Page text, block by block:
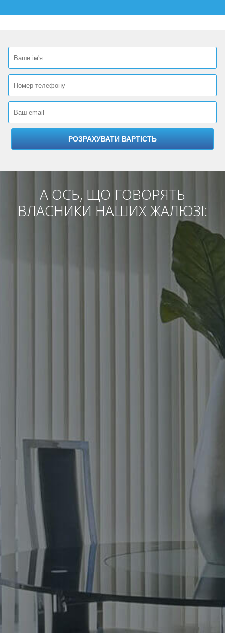
А ОСЬ, ЩО ГОВОРЯТЬ
ВЛАСНИКИ НАШИХ ЖАЛЮЗІ: